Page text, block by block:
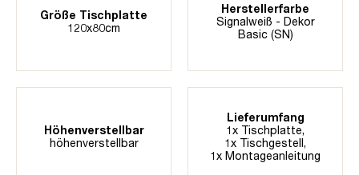
Größe Tischplatte
120x80cm
Herstellerfarbe
Signalweiß - Dekor
Basic (SN)
Höhenverstellbar
höhenverstellbar
Lieferumfang
1x Tischplatte,
1x Tischgestell,
1x Montageanleitung